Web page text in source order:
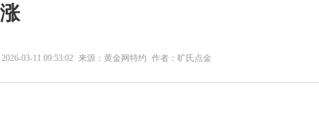
涨
2026-03-11 09:53:02 来源：黄金网特约 作者：旷氏点金